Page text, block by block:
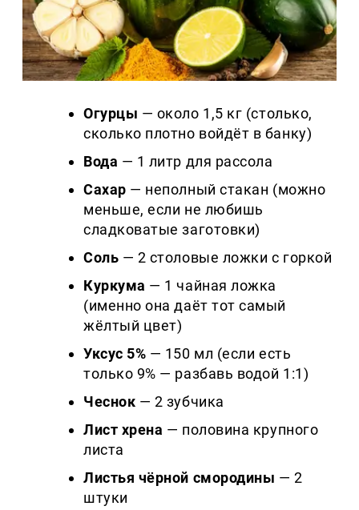
Огурцы — около 1,5 кг (столько,
сколько плотно войдёт в банку)
Вода — 1 литр для рассола
Сахар — неполный стакан (можно
меньше, если не любишь
сладковатые заготовки)
Соль — 2 столовые ложки с горкой
Куркума — 1 чайная ложка
(именно она даёт тот самый
жёлтый цвет)
Уксус 5% — 150 мл (если есть
только 9% — разбавь водой 1:1)
Чеснок — 2 зубчика
Лист хрена — половина крупного
листа
Листья чёрной смородины — 2
штуки